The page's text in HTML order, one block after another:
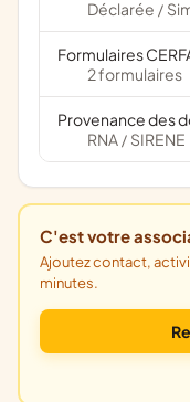
Déclarée /
Formulaires
2 formulaires
Provenance des
RNA / SIRENE
C'est votre
Ajoutez contact, activités, photos et annonces. Gratuit, en 5
minutes.